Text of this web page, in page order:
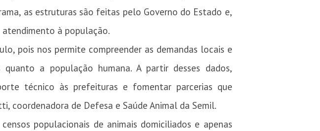
as estruturas são feitas pelo Governo do Estado e,
atendimento à população.
pois nos permite compreender as demandas locais e
a população humana. A partir desses dados,
técnico às prefeituras e fomentar parcerias que
coordenadora de Defesa e Saúde Animal da Semil.
populacionais de animais domiciliados e apenas